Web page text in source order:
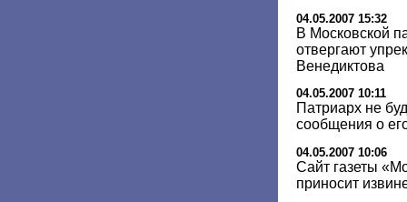
04.05.2007 15:32
В Московской
отвергают
Венедиктова
04.05.2007 10:11
Патриарх не
сообщения о
04.05.2007 10:06
Cайт газеты
приносит